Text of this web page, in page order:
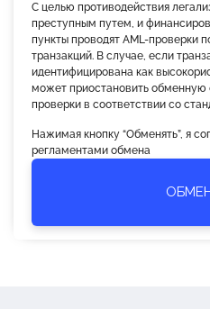
С целью противодействия
преступным путем, и
пункты проводят AML-проверки
транзакций. В случае, если
идентифицирована как
может приостановить обменную
проверки в соответствии со
Нажимая кнопку “Обменять”, я
регламентами обмена